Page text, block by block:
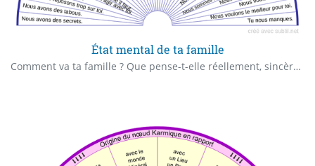
État mental de ta famille
Comment va ta famille ? Que pense-t-elle réellement, sincèrement ? Que n'ose-t-elle pas te dire ?